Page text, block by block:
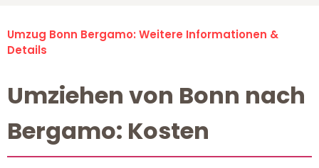
Umzug Bonn Bergamo: Weitere Informationen &
Details
Umziehen von Bonn nach
Bergamo: Kosten